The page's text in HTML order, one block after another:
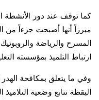
كما توقف عند دور الأنشطة
مبرزاً أنها أصبحت جزءاً من
المسرح والرياضة
ارتباط التلميذ بمؤسسته
وفي ما يتعلق بمكافحة
اليقظة تتابع وضعية